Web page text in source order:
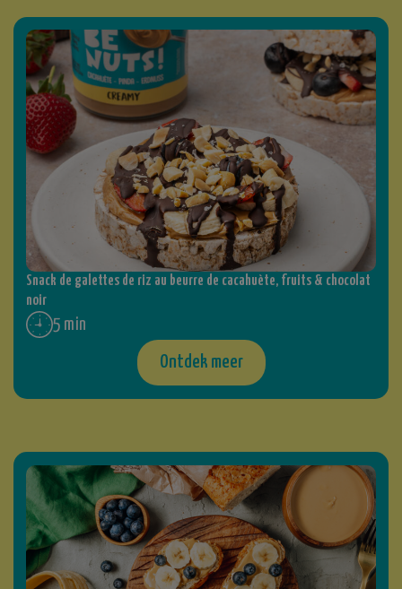
5 min
Snack de galettes de riz au beurre de cacahuète, fruits & chocolat
noir
Ontdek meer